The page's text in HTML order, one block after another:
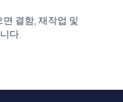
결함, 재작업 및
다.